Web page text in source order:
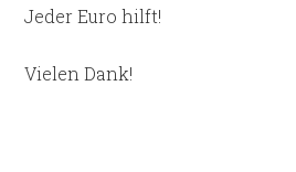
Jeder Euro hilft!
Vielen Dank!